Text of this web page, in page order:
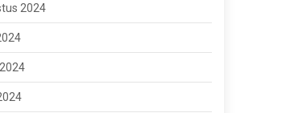
2024